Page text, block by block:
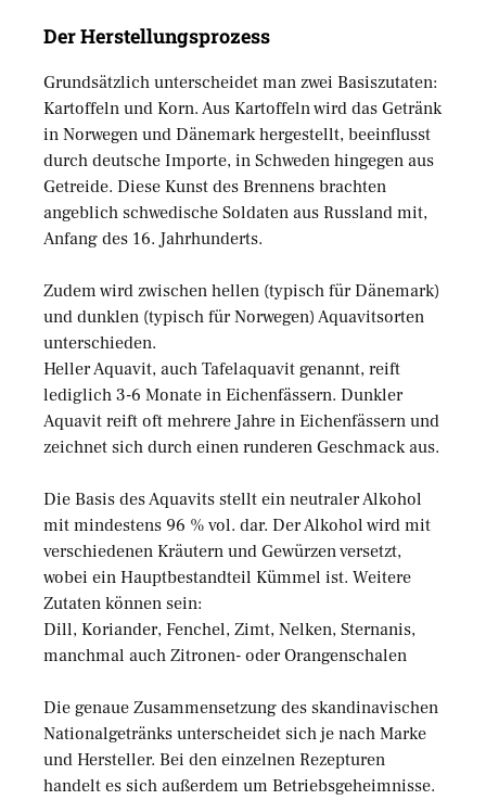
Der Herstellungsprozess
Grundsätzlich unterscheidet man zwei Basiszutaten:
Kartoffeln und Korn. Aus Kartoffeln wird das Getränk
in Norwegen und Dänemark hergestellt, beeinflusst
durch deutsche Importe, in Schweden hingegen aus
Getreide. Diese Kunst des Brennens brachten
angeblich schwedische Soldaten aus Russland mit,
Anfang des 16. Jahrhunderts.
Zudem wird zwischen hellen (typisch für Dänemark)
und dunklen (typisch für Norwegen) Aquavitsorten
unterschieden.
Heller Aquavit, auch Tafelaquavit genannt, reift
lediglich 3-6 Monate in Eichenfässern. Dunkler
Aquavit reift oft mehrere Jahre in Eichenfässern und
zeichnet sich durch einen runderen Geschmack aus.
Die Basis des Aquavits stellt ein neutraler Alkohol
mit mindestens 96 % vol. dar. Der Alkohol wird mit
verschiedenen Kräutern und Gewürzen versetzt,
wobei ein Hauptbestandteil Kümmel ist. Weitere
Zutaten können sein:
Dill, Koriander, Fenchel, Zimt, Nelken, Sternanis,
manchmal auch Zitronen- oder Orangenschalen
Die genaue Zusammensetzung des skandinavischen
Nationalgetränks unterscheidet sich je nach Marke
und Hersteller. Bei den einzelnen Rezepturen
handelt es sich außerdem um Betriebsgeheimnisse.